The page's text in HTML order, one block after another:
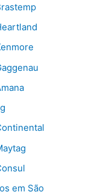
em São